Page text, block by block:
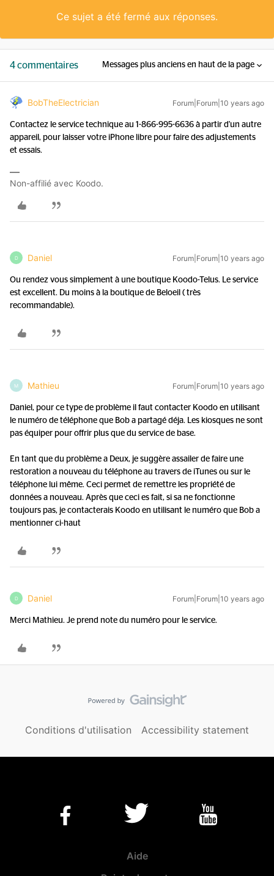
Ce sujet a été fermé aux réponses.
4 commentaires Messages plus anciens en haut de la page
BobTheElectrician Forum|Forum|10 years ago
Contactez le service technique au 1-866-995-6636 à partir d'un autre
appareil, pour laisser votre iPhone libre pour faire des adjustements
et essais.
Non-affilié avec Koodo.
D Daniel Forum|Forum|10 years ago
Ou rendez vous simplement à une boutique Koodo-Telus. Le service
est excellent. Du moins à la boutique de Beloeil ( très
recommandable).
M Mathieu Forum|Forum|10 years ago
Daniel, pour ce type de problème il faut contacter Koodo en utilisant
le numéro de téléphone que Bob a partagé déja. Les kiosques ne sont
pas équiper pour offrir plus que du service de base.
En tant que du problème a Deux, je suggère assailer de faire une
restoration a nouveau du téléphone au travers de iTunes ou sur le
téléphone lui même. Ceci permet de remettre les propriété de
données a nouveau. Après que ceci es fait, si sa ne fonctionne
toujours pas, je contacterais Koodo en utilisant le numéro que Bob a
mentionner ci-haut
D Daniel Forum|Forum|10 years ago
Merci Mathieu. Je prend note du numéro pour le service.
Conditions d'utilisation Accessibility statement
Aide